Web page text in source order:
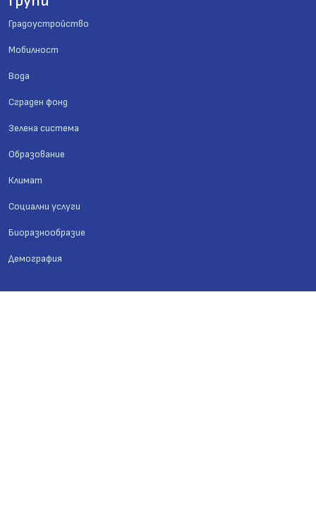
Градоустройство
Мобилност
Вода
Сграден фонд
Зелена система
Образование
Климат
Социални услуги
Биоразнообразие
Демография